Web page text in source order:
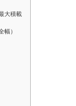
大積載
幅）